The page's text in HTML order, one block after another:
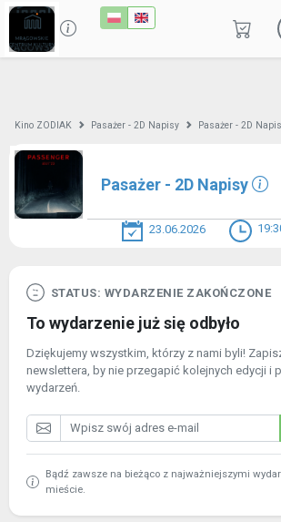
Kino ZODIAK Pasażer - 2D Napisy Pasażer - 2D
Pasażer - 2D Napisy
23.06.2026
STATUS: WYDARZENIE ZAKOŃCZONE
To wydarzenie już się odbyło
Dziękujemy wszystkim, którzy z nami byli!
newslettera, by nie przegapić kolejnych edycji i
wydarzeń.
Bądź zawsze na bieżąco z najważniejszymi
mieście.